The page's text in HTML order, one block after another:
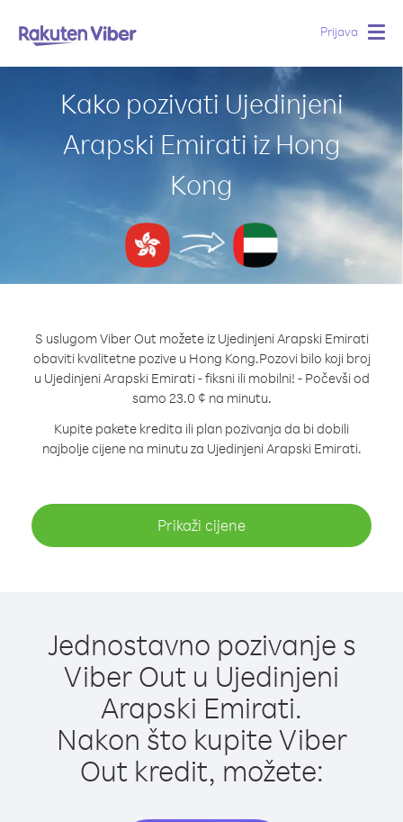
Prijava
Kako pozivati Ujedinjeni
Arapski Emirati iz Hong
Kong
S uslugom Viber Out možete iz Ujedinjeni Arapski Emirati
obaviti kvalitetne pozive u Hong Kong.Pozovi bilo koji broj
u Ujedinjeni Arapski Emirati - fiksni ili mobilni! - Počevši od
samo 23.0 ¢ na minutu.
Kupite pakete kredita ili plan pozivanja da bi dobili
najbolje cijene na minutu za Ujedinjeni Arapski Emirati.
Prikaži cijene
Jednostavno pozivanje s
Viber Out u Ujedinjeni
Arapski Emirati.
Nakon što kupite Viber
Out kredit, možete: